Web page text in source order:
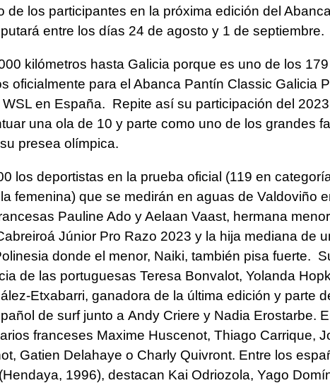
de los participantes en la próxima edición del
entre los días 24 de agosto y 1 de septiembre.
kilómetros hasta Galicia porque es uno de los 179
oficialmente para el Abanca Pantín Classic Galicia
en España. Repite así su participación del
una ola de 10 y parte como uno de los grandes
presea olímpica.
los deportistas en la prueba oficial (119 en
femenina) que se medirán en aguas de Valdoviño
Pauline Ado y Aelaan Vaast, hermana
Júnior Pro Razo 2023 y la hija mediana de
donde el menor, Naiki, también pisa fuerte.
de las portuguesas Teresa Bonvalot, Yolanda
Etxabarri, ganadora de la última edición y parte
de surf junto a Andy Criere y Nadia Erostarbe.
franceses Maxime Huscenot, Thiago Carrique,
Gatien Delahaye o Charly Quivront. Entre los
1996), destacan Kai Odriozola, Yago